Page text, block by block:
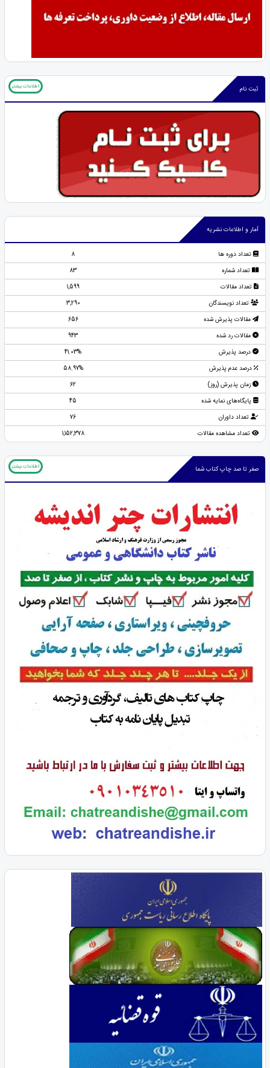
ثبت نام اطلاعات بیشتر
آمار و اطلاعات نشریه
تعداد دوره ها
8
تعداد شماره
83
تعداد مقالات
1,599
تعداد نویسندگان
3,290
مقالات پذیرش شده
656
مقالات رد شده
943
درصد پذیرش
41.03%
درصد عدم پذیرش
58.97%
زمان پذیرش (روز)
62
پایگاه‌های نمایه شده
45
تعداد داوران
76
تعداد مشاهده مقالات
1,152,378
صفر تا صد چاپ کتاب شما اطلاعات بیشتر